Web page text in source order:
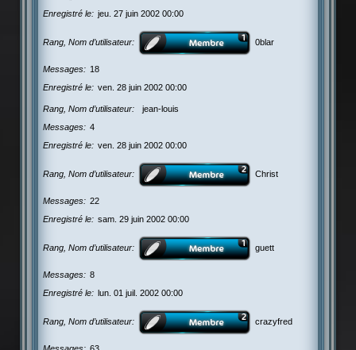
Enregistré le
jeu. 27 juin 2002 00:00
Rang, Nom d’utilisateur 0blar
Messages
18
Enregistré le
ven. 28 juin 2002 00:00
Rang, Nom d’utilisateur
jean-louis
Messages
4
Enregistré le
ven. 28 juin 2002 00:00
Rang, Nom d’utilisateur Christ
Messages
22
Enregistré le
sam. 29 juin 2002 00:00
Rang, Nom d’utilisateur guett
Messages
8
Enregistré le
lun. 01 juil. 2002 00:00
Rang, Nom d’utilisateur crazyfred